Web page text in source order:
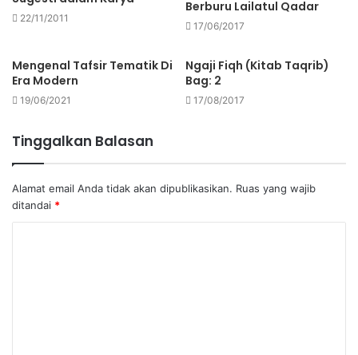
22/11/2011
Berburu Lailatul Qadar
17/06/2017
Mengenal Tafsir Tematik Di
Era Modern
19/06/2021
Ngaji Fiqh (Kitab Taqrib)
Bag: 2
17/08/2017
Tinggalkan Balasan
Alamat email Anda tidak akan dipublikasikan. Ruas yang wajib
ditandai *